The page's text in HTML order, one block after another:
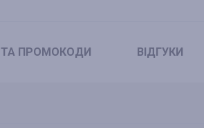
ТА ПРОМОКОДИ ВІДГУКИ